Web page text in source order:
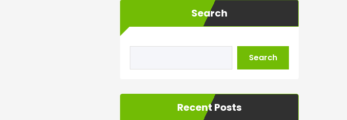
Search
Search
Recent Posts